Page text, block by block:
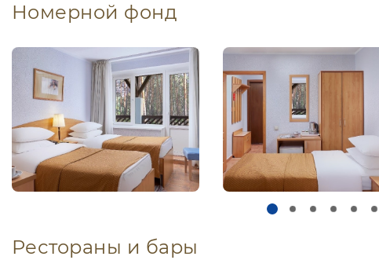
Номерной фонд
Рестораны и бары